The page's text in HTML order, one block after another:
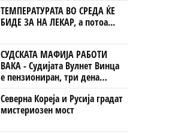
ТЕМПЕРАТУРАТА ВО СРЕДА ЌЕ
БИДЕ ЗА НА ЛЕКАР, а потоа...
СУДСКАТА МАФИЈА РАБОТИ
ВАКА - Судијата Вулнет Винца
е пензиониран, три дена
откако му го врати пасошот
на бизнисменот Марковски
Северна Кореја и Русија градат
мистериозен мост